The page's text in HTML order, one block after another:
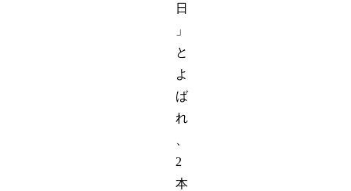
日
」
と
よ
ば
れ
2
本